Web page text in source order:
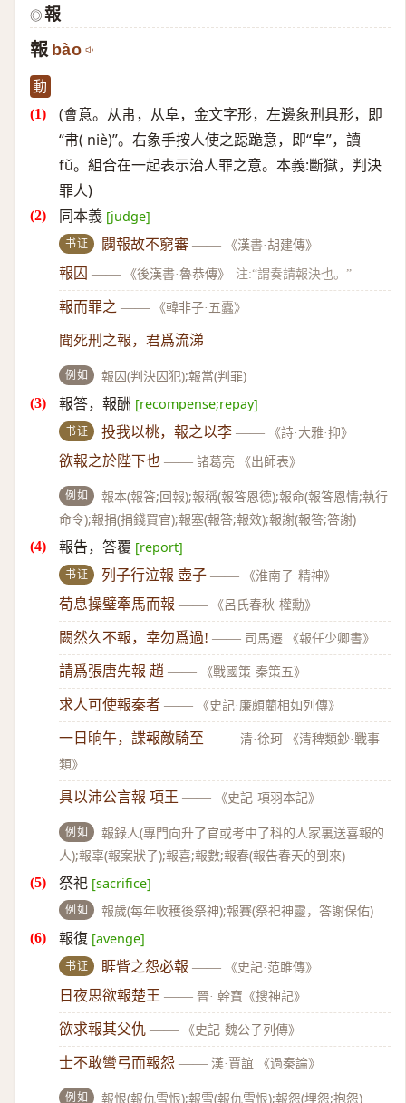
◎ 報
報 bào
動
(會意。从帇，从阜，金文字形，左邊象刑具形，即
“帇( niè)”。右象手按人使之跽跪意，即“阜”，讀
fǔ。組合在一起表示治人罪之意。本義:斷獄，判決
罪人)
同本義 [judge]
书证 闢報故不窮審 —— 《漢書·胡建傳》
報囚 —— 《後漢書·魯恭傳》 注:“謂奏請報決也。”
報而罪之 —— 《韓非子·五蠹》
聞死刑之報，君爲流涕
例如 報囚(判決囚犯);報當(判罪)
報答，報酬 [recompense;repay]
书证 投我以桃，報之以李 —— 《詩·大雅·抑》
欲報之於陛下也 —— 諸葛亮 《出師表》
例如
報本(報答;回報);報稱(報答恩德);報命(報答恩情;執行
命令);報捐(捐錢買官);報塞(報答;報效);報謝(報答;答謝)
報告，答覆 [report]
书证 列子行泣報 壺子 —— 《淮南子·精神》
荀息操璧牽馬而報 —— 《呂氏春秋·權勳》
闕然久不報，幸勿爲過! —— 司馬遷 《報任少卿書》
請爲張唐先報 趙 —— 《戰國策·秦策五》
求人可使報秦者 —— 《史記·廉頗藺相如列傳》
一日晌午，諜報敵騎至 —— 清·徐珂 《清稗類鈔·戰事
類》
具以沛公言報 項王 —— 《史記·項羽本記》
例如
報錄人(專門向升了官或考中了科的人家裏送喜報的
人);報辜(報案狀子);報喜;報數;報春(報告春天的到來)
祭祀 [sacrifice]
例如 報歲(每年收穫後祭神);報賽(祭祀神靈，答謝保佑)
報復 [avenge]
书证 睚眥之怨必報 —— 《史記·范雎傳》
日夜思欲報楚王 —— 晉· 幹寶《搜神記》
欲求報其父仇 —— 《史記·魏公子列傳》
士不敢彎弓而報怨 —— 漢·賈誼 《過秦論》
例如 報恨(報仇雪恨);報雪(報仇雪恨);報怨(埋怨;抱怨)